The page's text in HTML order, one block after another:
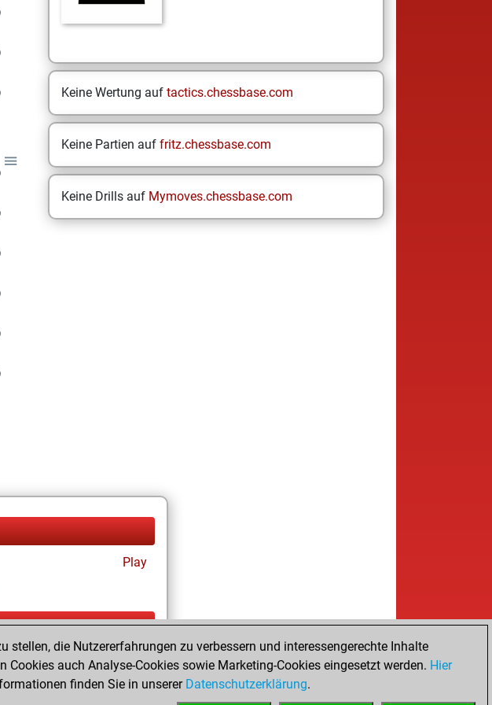
Keine Wertung auf tactics.chessbase.com
Keine Partien auf fritz.chessbase.com
Keine Drills auf Mymoves.chessbase.com
Play
Play
die Nutzererfahrungen zu verbessern und interessengerechte Inhalte
auch Analyse-Cookies sowie Marketing-Cookies eingesetzt werden. Hier
finden Sie in unserer Datenschutzerklärung.